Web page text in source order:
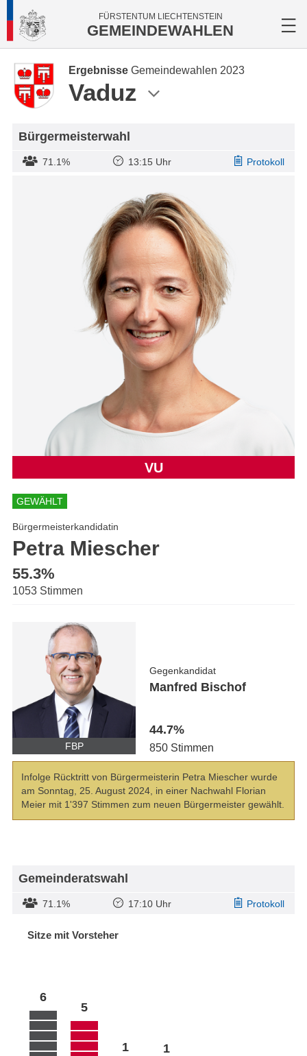
FÜRSTENTUM LIECHTENSTEIN
GEMEINDEWAHLEN
Ergebnisse Gemeindewahlen 2023
Vaduz
Bürgermeisterwahl
71.1% 13:15 Uhr Protokoll
VU
GEWÄHLT
Bürgermeisterkandidatin
Petra Miescher
55.3%
1053 Stimmen
FBP
Gegenkandidat
Manfred Bischof
44.7%
850 Stimmen
Infolge Rücktritt von Bürgermeisterin Petra Miescher wurde
am Sonntag, 25. August 2024, in einer Nachwahl Florian
Meier mit 1'397 Stimmen zum neuen Bürgermeister gewählt.
Gemeinderatswahl
71.1% 17:10 Uhr Protokoll
Sitze mit Vorsteher
6
5
1 1